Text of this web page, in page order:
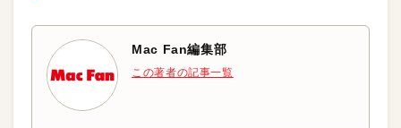
Mac Fan編集部
この著者の記事一覧